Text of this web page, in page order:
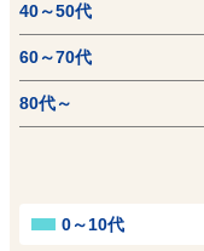
40～50代
60～70代
80代～
0～10代